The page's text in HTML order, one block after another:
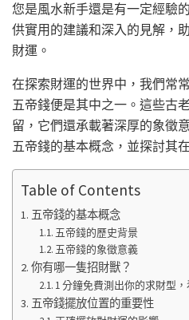
您是風水新手還是有一定經驗
供實用的建議和深入的見解，
財運。
在探索財運的世界中，我們常
五帝錢便是其中之一。這些古
留，它們還承載著深厚的象徵
五帝錢的基本概念，並探討其
Table of Contents
五帝錢的基本概念
五帝錢的歷史背景
五帝錢的象徵意義
你有哪一隻招財獸？
1 分鐘免費測出你的求財型
五帝錢擺放位置的重要性